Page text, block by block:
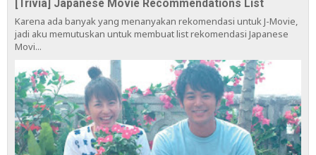
[Trivia] Japanese Movie Recommendations List
Karena ada banyak yang menanyakan rekomendasi untuk J-Movie,
jadi aku memutuskan untuk membuat list rekomendasi Japanese
Movi...